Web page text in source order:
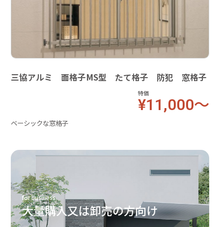
三協アルミ 面格子MS型 たて格子 防犯 窓格子
特価
¥11,000～
ベーシックな窓格子
for business
大量購入又は卸売の方向け